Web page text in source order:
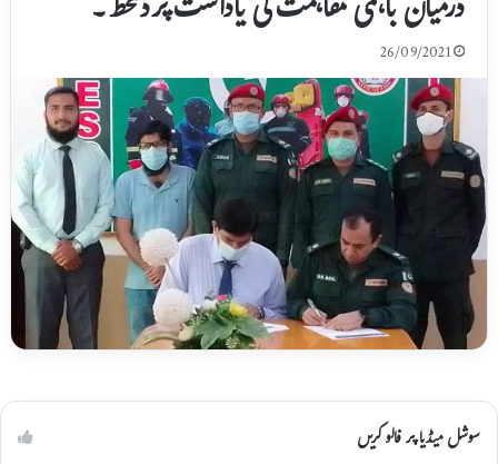
26/09/2021
سوشل میڈیا پر فالو کریں